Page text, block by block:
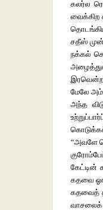
கலர்ல
வைக்கிற
சதீஸ்
நக்கல்
அழைத்துக்
மேலே
அந்த
“அவளே
கேட்டின்
கதவை
கதவைத்
வாசலைக்